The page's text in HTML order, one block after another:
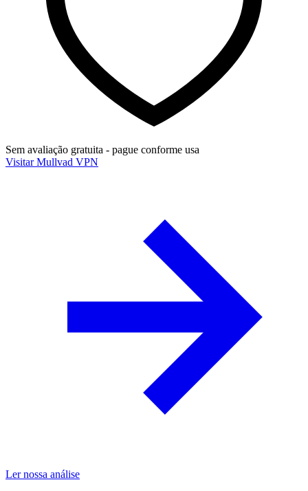
Sem avaliação gratuita - pague conforme usa
Visitar Mullvad VPN
Ler nossa análise